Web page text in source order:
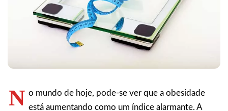
N o mundo de hoje, pode-se ver que a obesidade
está aumentando como um índice alarmante. A